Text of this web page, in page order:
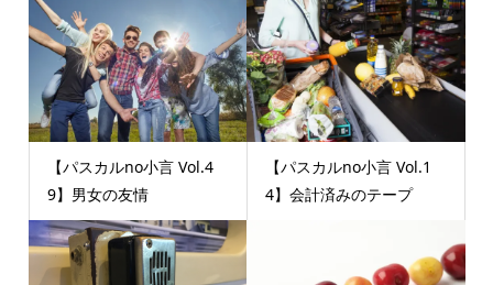
【パスカルno小言 Vol.4
9】男女の友情
【パスカルno小言 Vol.1
4】会計済みのテープ